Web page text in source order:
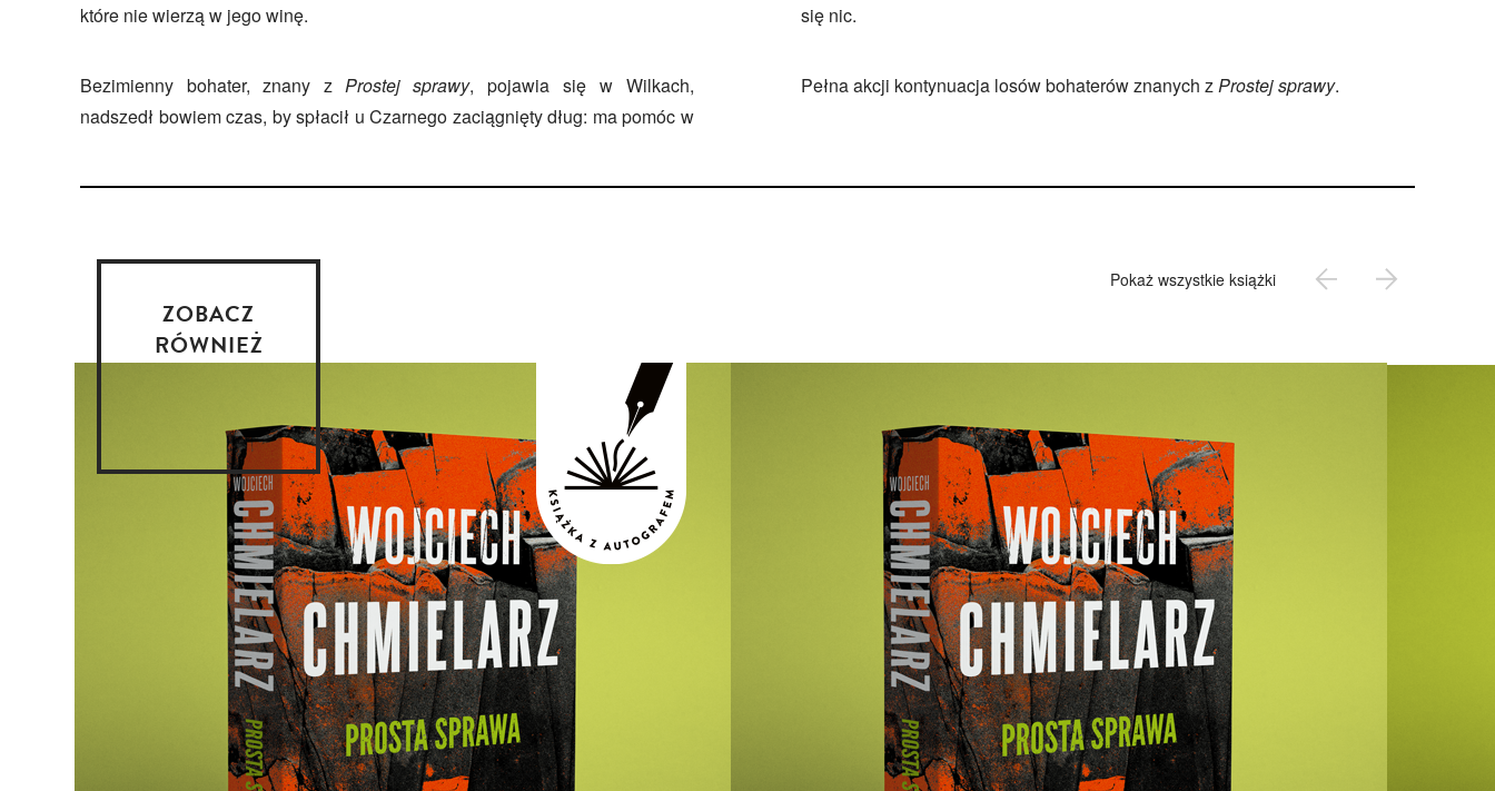
które nie wierzą w jego winę.
Bezimienny bohater, znany z Prostej sprawy, pojawia się w Wilkach,
nadszedł bowiem czas, by spłacił u Czarnego zaciągnięty dług: ma pomóc w
się nic.
Pełna akcji kontynuacja losów bohaterów znanych zProstej sprawy.
ZOBACZ
RÓWNIEŻ
Pokaż wszystkie książki